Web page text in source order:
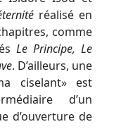
réalisé en
comme
Le Principe, Le
. D’ailleurs, une
ciselant» est
d’un
d’ouverture de